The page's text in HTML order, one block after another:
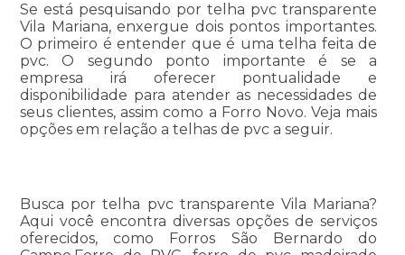
Se está pesquisando por telha pvc transparente
Vila Mariana, enxergue dois pontos importantes.
O primeiro é entender que é uma telha feita de
pvc. O segundo ponto importante é se a
empresa irá oferecer pontualidade e
disponibilidade para atender as necessidades de
seus clientes, assim como a Forro Novo. Veja mais
opções em relação a telhas de pvc a seguir.
Busca por telha pvc transparente Vila Mariana?
Aqui você encontra diversas opções de serviços
oferecidos, como Forros São Bernardo do